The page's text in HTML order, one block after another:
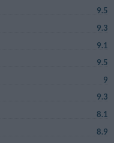
9.5
9.3
9.1
9.5
9
9.3
8.1
8.9